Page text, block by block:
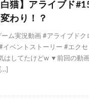
白猫】アライブド
わり！？
ーム実況動画 #アライブド
イベントストーリー #エク
はしてたけどw ▼前回の動